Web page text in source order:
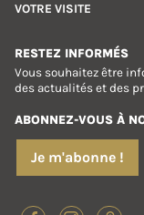
VOTRE VISITE
RESTEZ INFORMÉS
Vous souhaitez être
des actualités et des
ABONNEZ-VOUS À
Je m'abonne !